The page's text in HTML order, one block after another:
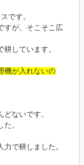
です。
すが、そこそこ広
しています。
機が入れないの
ないです。
。
で耕しました。